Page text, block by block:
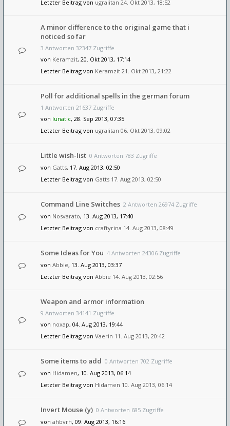
Letzter Beitrag von ugralitan 24. Okt 2013, 18:52
A minor difference to the original game that i
noticed so far
3 Antworten 32347 Zugriffe
von Keramzit, 20. Okt 2013, 17:14
Letzter Beitrag von Keramzit 21. Okt 2013, 21:22
Poll for additional spells in the german forum
1 Antworten 21637 Zugriffe
von lunatic, 28. Sep 2013, 07:35
Letzter Beitrag von ugralitan 06. Okt 2013, 09:02
Little wish-list 0 Antworten 783 Zugriffe
von Gatts, 17. Aug 2013, 02:50
Letzter Beitrag von Gatts 17. Aug 2013, 02:50
Command Line Switches 2 Antworten 26974 Zugriffe
von Nosvarato, 13. Aug 2013, 17:40
Letzter Beitrag von craftyrina 14. Aug 2013, 08:49
Some Ideas for You 4 Antworten 24306 Zugriffe
von Abbie, 13. Aug 2013, 03:37
Letzter Beitrag von Abbie 14. Aug 2013, 02:56
Weapon and armor information
9 Antworten 34141 Zugriffe
von noxap, 04. Aug 2013, 19:44
Letzter Beitrag von Vaerin 11. Aug 2013, 20:42
Some items to add 0 Antworten 702 Zugriffe
von Hidamen, 10. Aug 2013, 06:14
Letzter Beitrag von Hidamen 10. Aug 2013, 06:14
Invert Mouse (y) 0 Antworten 685 Zugriffe
von ahbvrh, 09. Aug 2013, 16:16